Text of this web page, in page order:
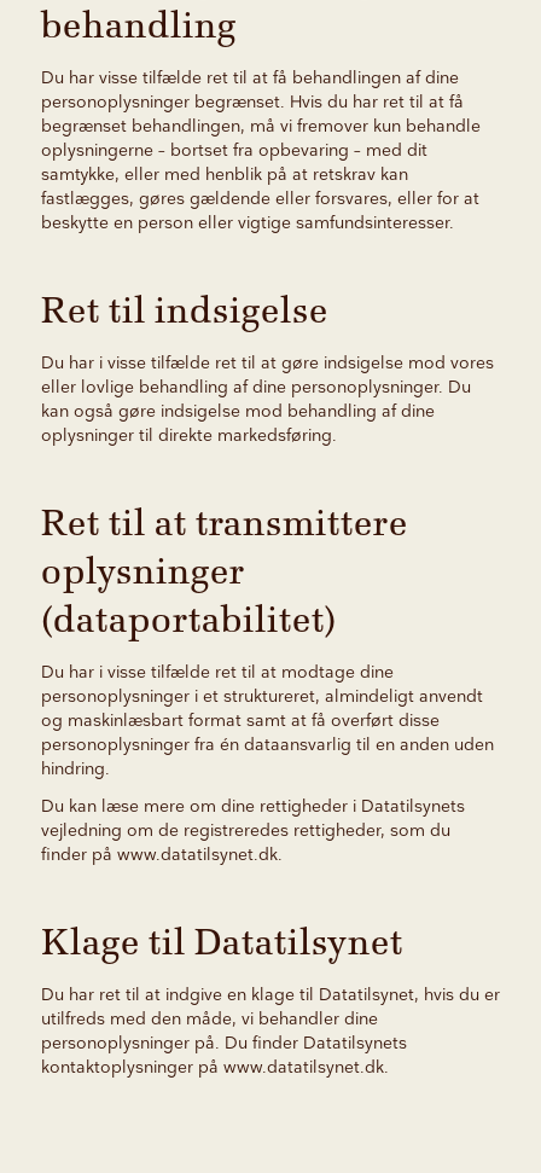
behandling
Du har visse tilfælde ret til at få behandlingen af dine
personoplysninger begrænset. Hvis du har ret til at få
begrænset behandlingen, må vi fremover kun behandle
oplysningerne – bortset fra opbevaring – med dit
samtykke, eller med henblik på at retskrav kan
fastlægges, gøres gældende eller forsvares, eller for at
beskytte en person eller vigtige samfundsinteresser.
Ret til indsigelse
Du har i visse tilfælde ret til at gøre indsigelse mod vores
eller lovlige behandling af dine personoplysninger. Du
kan også gøre indsigelse mod behandling af dine
oplysninger til direkte markedsføring.
Ret til at transmittere
oplysninger
(dataportabilitet)
Du har i visse tilfælde ret til at modtage dine
personoplysninger i et struktureret, almindeligt anvendt
og maskinlæsbart format samt at få overført disse
personoplysninger fra én dataansvarlig til en anden uden
hindring.
Du kan læse mere om dine rettigheder i Datatilsynets
vejledning om de registreredes rettigheder, som du
finder på www.datatilsynet.dk.
Klage til Datatilsynet
Du har ret til at indgive en klage til Datatilsynet, hvis du er
utilfreds med den måde, vi behandler dine
personoplysninger på. Du finder Datatilsynets
kontaktoplysninger på www.datatilsynet.dk.